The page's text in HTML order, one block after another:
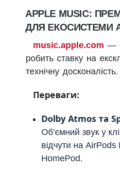
APPLE MUSIC:
ДЛЯ ЕКОСИСТЕМИ
music.apple.com —
робить ставку на
технічну досконалість.
Переваги:
Dolby Atmos та
Об’ємний звук у
відчути на AirPods
HomePod.